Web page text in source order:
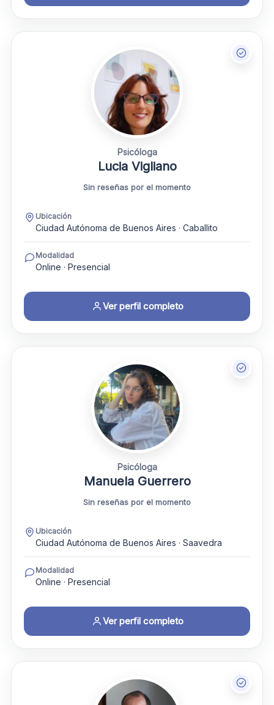
Psicóloga
Lucia Vigliano
Sin reseñas por el momento
Ubicación
Ciudad Autónoma de Buenos Aires · Caballito
Modalidad
Online · Presencial
Ver perfil completo
Psicóloga
Manuela Guerrero
Sin reseñas por el momento
Ubicación
Ciudad Autónoma de Buenos Aires · Saavedra
Modalidad
Online · Presencial
Ver perfil completo